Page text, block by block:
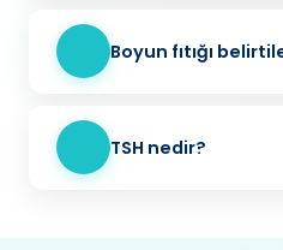
Boyun fıtığı
TSH nedir?